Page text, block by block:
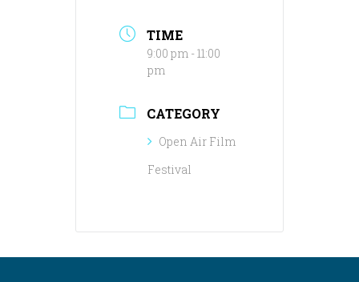
TIME
9:00 pm - 11:00
pm
CATEGORY
Open Air Film
Festival